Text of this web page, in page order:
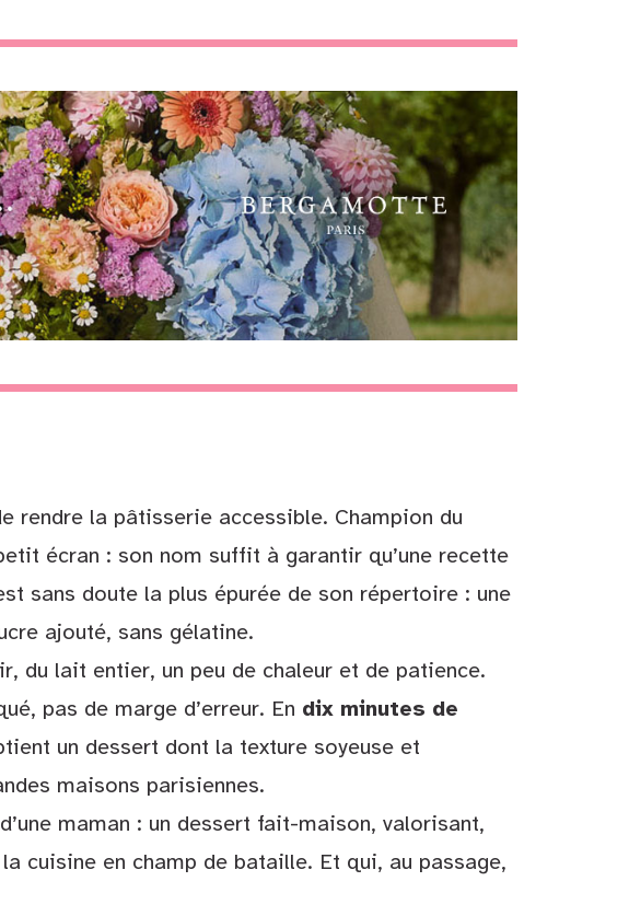
rendre la pâtisserie accessible. Champion du
écran : son nom suffit à garantir qu’une recette
sans doute la plus épurée de son répertoire : une
ajouté, sans gélatine.
du lait entier, un peu de chaleur et de patience.
pas de marge d’erreur. En dix minutes de
un dessert dont la texture soyeuse et
maisons parisiennes.
maman : un dessert fait-maison, valorisant,
cuisine en champ de bataille. Et qui, au passage,